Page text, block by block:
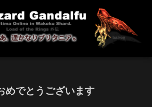
めでとうございます